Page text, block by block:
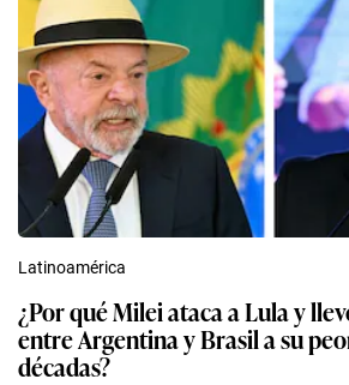
Latinoamérica
¿Por qué Milei ataca a Lula y
entre Argentina y Brasil a su
décadas?